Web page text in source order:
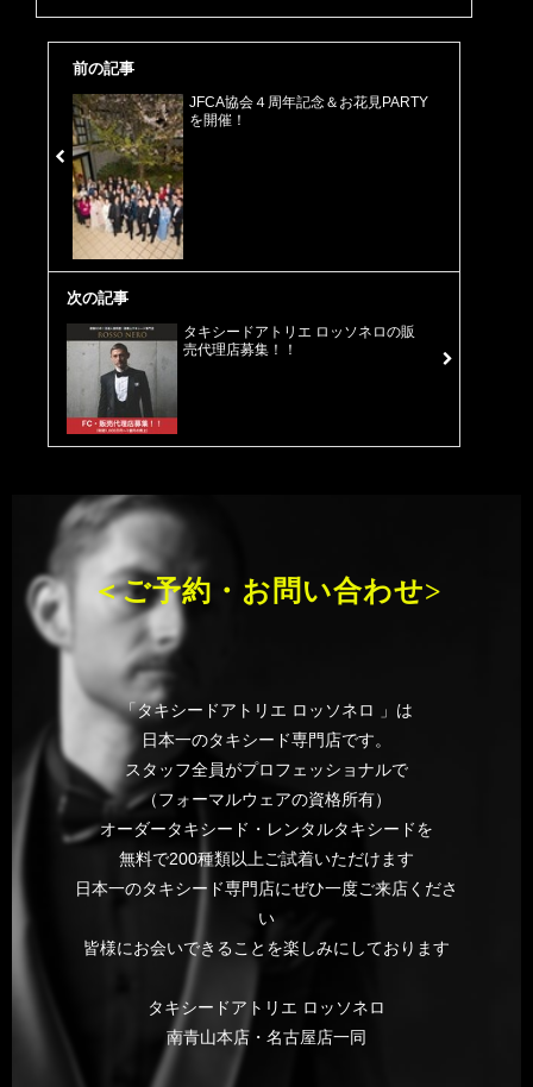
前の記事
JFCA協会４周年記念＆お花見PARTY
を開催！
次の記事
タキシードアトリエ ロッソネロの販
売代理店募集！！
＜ご予約・お問い合わせ>
「タキシードアトリエ ロッソネロ 」は
日本一のタキシード専門店です。
スタッフ全員がプロフェッショナルで
（フォーマルウェアの資格所有）
オーダータキシード・レンタルタキシードを
無料で200種類以上ご試着いただけます
日本一のタキシード専門店にぜひ一度ご来店くださ
い
皆様にお会いできることを楽しみにしております
タキシードアトリエ ロッソネロ
南青山本店・名古屋店一同